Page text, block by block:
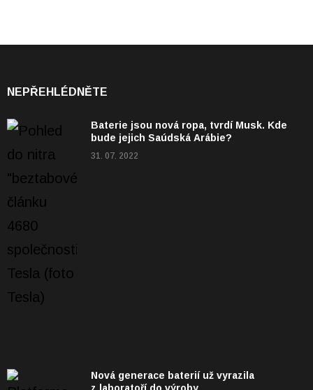
NEPŘEHLÉDNĚTE
Baterie jsou nová ropa, tvrdí Musk. Kde
bude jejich Saúdská Arábie?
31. 07. 2022
Nová generace baterií už vyrazila